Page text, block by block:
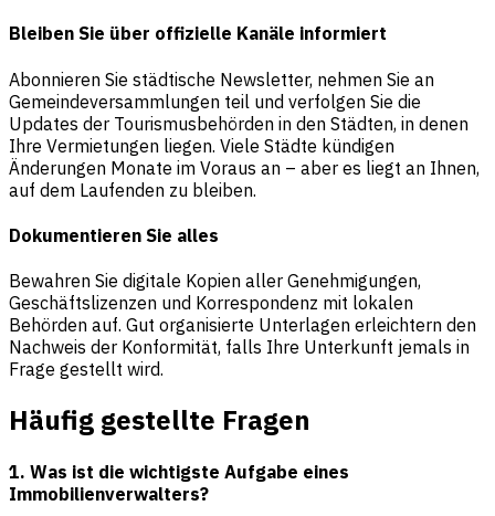
Bleiben Sie über offizielle Kanäle informiert
Abonnieren Sie städtische Newsletter, nehmen Sie an
Gemeindeversammlungen teil und verfolgen Sie die
Updates der Tourismusbehörden in den Städten, in denen
Ihre Vermietungen liegen. Viele Städte kündigen
Änderungen Monate im Voraus an – aber es liegt an Ihnen,
auf dem Laufenden zu bleiben.
Dokumentieren Sie alles
Bewahren Sie digitale Kopien aller Genehmigungen,
Geschäftslizenzen und Korrespondenz mit lokalen
Behörden auf. Gut organisierte Unterlagen erleichtern den
Nachweis der Konformität, falls Ihre Unterkunft jemals in
Frage gestellt wird.
Häufig gestellte Fragen
1. Was ist die wichtigste Aufgabe eines
Immobilienverwalters?